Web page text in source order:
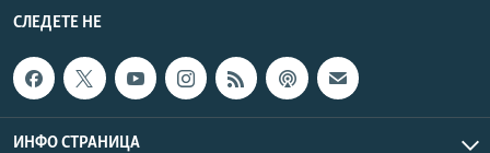
СЛЕДЕТЕ НЕ
ИНФО СТРАНИЦА